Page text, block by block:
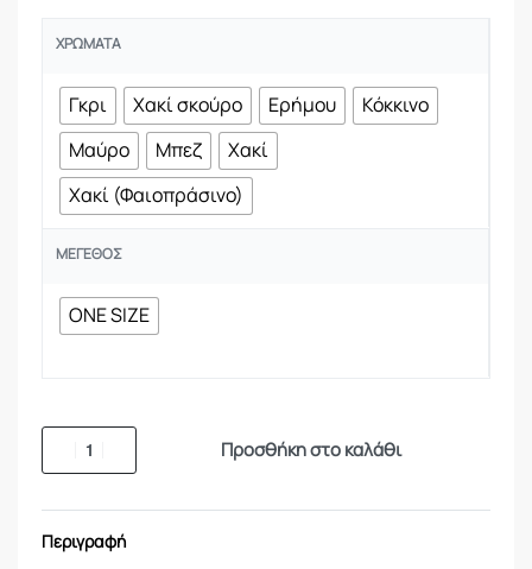
ΧΡΏΜΑΤΑ
Γκρι Χακί σκούρο Ερήμου
Κόκκινο
Μαύρο
Μπεζ
Χακί
Χακί (Φαιοπράσινο)
ΜΈΓΕΘΟΣ
ONE SIZE
Προσθήκη στο καλάθι
Περιγραφή